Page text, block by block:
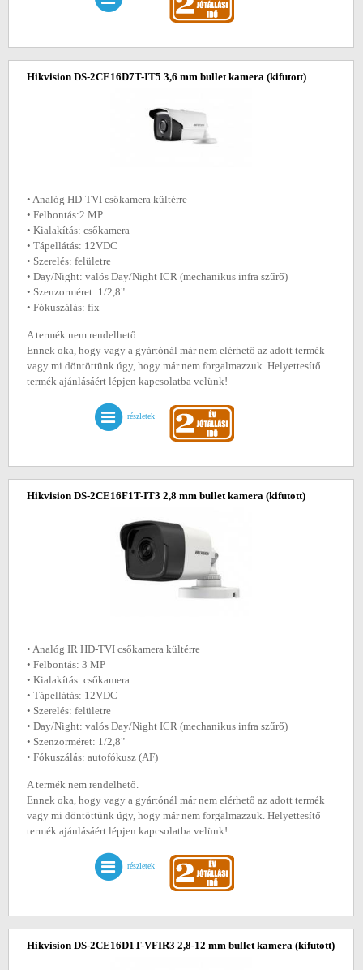
Hikvision DS-2CE16D7T-IT5 3,6 mm bullet kamera (kifutott)
• Analóg HD-TVI csőkamera kültérre
• Felbontás:2 MP
• Kialakítás: csőkamera
• Tápellátás: 12VDC
• Szerelés: felületre
• Day/Night: valós Day/Night ICR (mechanikus infra szűrő)
• Szenzorméret: 1/2,8"
• Fókuszálás: fix
A termék nem rendelhető.
Ennek oka, hogy vagy a gyártónál már nem elérhető az adott termék
vagy mi döntöttünk úgy, hogy már nem forgalmazzuk. Helyettesítő
termék ajánlásáért lépjen kapcsolatba velünk!
részletek
Hikvision DS-2CE16F1T-IT3 2,8 mm bullet kamera (kifutott)
• Analóg IR HD-TVI csőkamera kültérre
• Felbontás: 3 MP
• Kialakítás: csőkamera
• Tápellátás: 12VDC
• Szerelés: felületre
• Day/Night: valós Day/Night ICR (mechanikus infra szűrő)
• Szenzorméret: 1/2,8"
• Fókuszálás: autofókusz (AF)
A termék nem rendelhető.
Ennek oka, hogy vagy a gyártónál már nem elérhető az adott termék
vagy mi döntöttünk úgy, hogy már nem forgalmazzuk. Helyettesítő
termék ajánlásáért lépjen kapcsolatba velünk!
részletek
Hikvision DS-2CE16D1T-VFIR3 2,8-12 mm bullet kamera (kifutott)